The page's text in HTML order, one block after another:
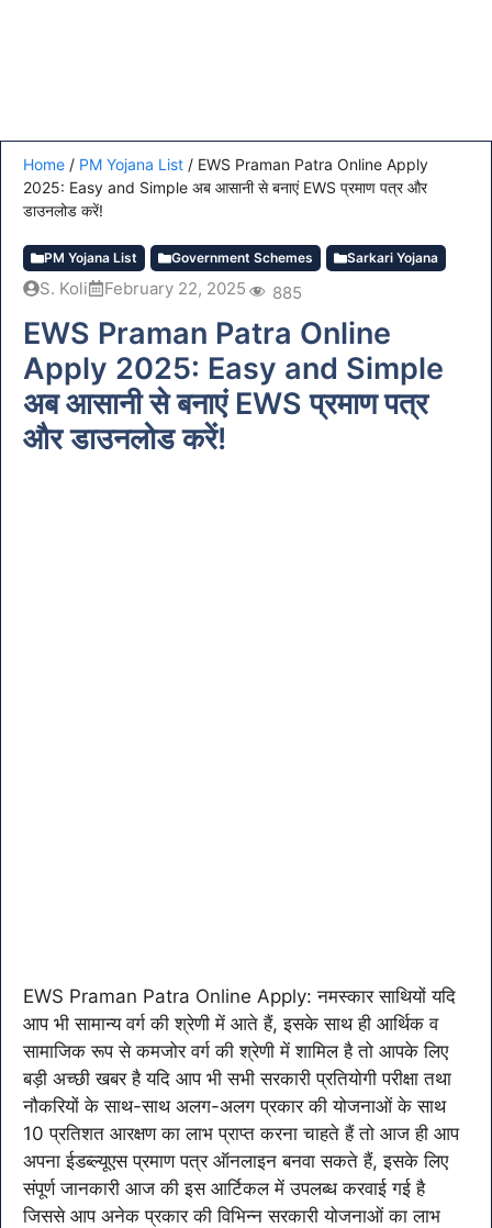
Home / PM Yojana List / EWS Praman Patra Online Apply
2025: Easy and Simple अब आसानी से बनाएं EWS प्रमाण पत्र और
डाउनलोड करें!
PM Yojana List Government Schemes Sarkari Yojana
S. Koli February 22, 2025 885
EWS Praman Patra Online
Apply 2025: Easy and Simple
अब आसानी से बनाएं EWS प्रमाण पत्र
और डाउनलोड करें!
EWS Praman Patra Online Apply: नमस्कार साथियों यदि
आप भी सामान्य वर्ग की श्रेणी में आते हैं, इसके साथ ही आर्थिक व
सामाजिक रूप से कमजोर वर्ग की श्रेणी में शामिल है तो आपके लिए
बड़ी अच्छी खबर है यदि आप भी सभी सरकारी प्रतियोगी परीक्षा तथा
नौकरियों के साथ-साथ अलग-अलग प्रकार की योजनाओं के साथ
10 प्रतिशत आरक्षण का लाभ प्राप्त करना चाहते हैं तो आज ही आप
अपना ईडब्ल्यूएस प्रमाण पत्र ऑनलाइन बनवा सकते हैं, इसके लिए
संपूर्ण जानकारी आज की इस आर्टिकल में उपलब्ध करवाई गई है
जिससे आप अनेक प्रकार की विभिन्न सरकारी योजनाओं का लाभ